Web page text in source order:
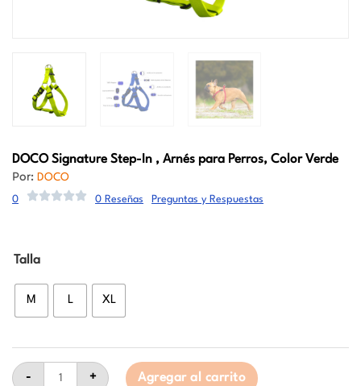
DOCOSignature Step-In , Arnés para Perros, Color Verde
Por: DOCO
0 0 Reseñas Preguntas y Respuestas
Talla
M L XL
-
Arnés
Perros,
Color
Verde
+ Agregar al carrito